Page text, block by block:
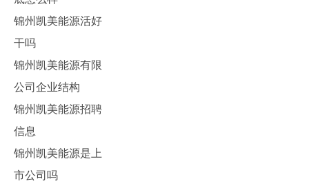
锦州凯美能源活好
干吗
锦州凯美能源有限
公司企业结构
锦州凯美能源招聘
信息
锦州凯美能源是上
市公司吗